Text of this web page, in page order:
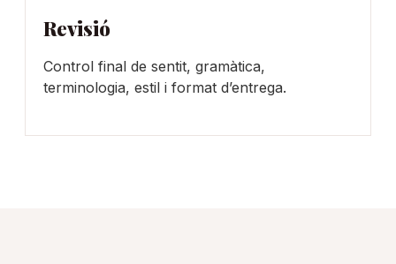
Revisió
Control final de sentit, gramàtica,
terminologia, estil i format d’entrega.